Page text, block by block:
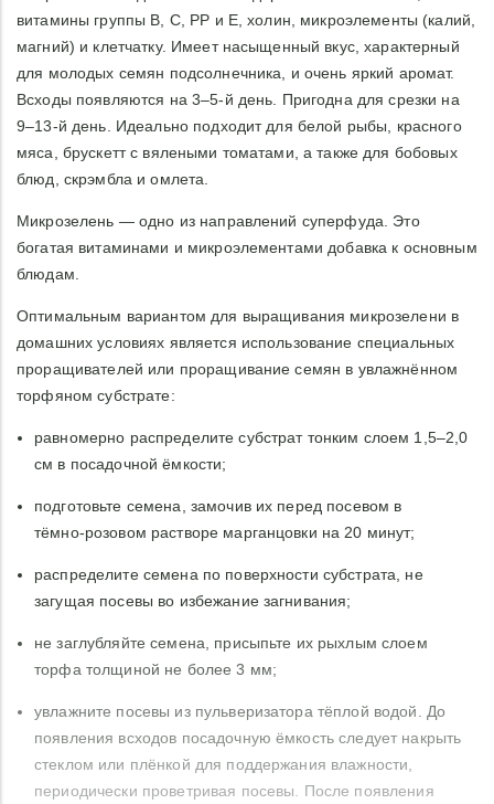
витамины группы B, С, PP и Е, холин, микроэлементы (калий,
магний) и клетчатку. Имеет насыщенный вкус, характерный
для молодых семян подсолнечника, и очень яркий аромат.
Всходы появляются на 3–5‑й день. Пригодна для срезки на
9–13‑й день. Идеально подходит для белой рыбы, красного
мяса, брускетт с вялеными томатами, а также для бобовых
блюд, скрэмбла и омлета.
Микрозелень — одно из направлений суперфуда. Это
богатая витаминами и микроэлементами добавка к основным
блюдам.
Оптимальным вариантом для выращивания микрозелени в
домашних условиях является использование специальных
проращивателей или проращивание семян в увлажнённом
торфяном субстрате:
равномерно распределите субстрат тонким слоем 1,5–2,0
см в посадочной ёмкости;
подготовьте семена, замочив их перед посевом в
тёмно‑розовом растворе марганцовки на 20 минут;
распределите семена по поверхности субстрата, не
загущая посевы во избежание загнивания;
не заглубляйте семена, присыпьте их рыхлым слоем
торфа толщиной не более 3 мм;
увлажните посевы из пульверизатора тёплой водой. До
появления всходов посадочную ёмкость следует накрыть
стеклом или плёнкой для поддержания влажности,
периодически проветривая посевы. После появления